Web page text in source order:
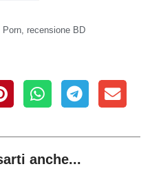
Porn recensione BD
anche...